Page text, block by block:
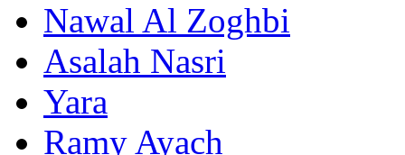
Nawal Al Zoghbi
Asalah Nasri
Yara
Ramy Ayach